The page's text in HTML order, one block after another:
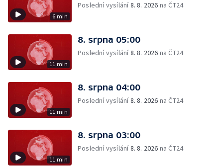
6 min
Poslední vysílání8. 8. 2026 na ČT24
11 min
8. srpna 05:00
Poslední vysílání8. 8. 2026 na ČT24
11 min
8. srpna 04:00
Poslední vysílání8. 8. 2026 na ČT24
11 min
8. srpna 03:00
Poslední vysílání8. 8. 2026 na ČT24